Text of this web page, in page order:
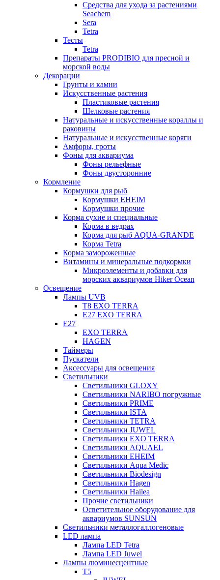
Средства для ухода за растениями
Seachem
Sera
Tetra
Тесты
Tetra
Препараты PRODIBIO для пресной и
морской воды
Декорации
Грунты и камни
Искусственные растения
Пластиковые растения
Шелковые растения
Натуральные и искусственные кораллы и
раковины
Натуральные и искусственные коряги
Амфоры, гроты
Фоны для аквариума
Фоны рельефные
Фоны двусторонние
Кормление
Кормушки для рыб
Кормушки EHEIM
Кормушки прочие
Корма сухие и специальные
Корма в ведрах
Корма для рыб AQUA-GRANDE
Корма Tetra
Корма замороженные
Витамины и минеральные подкормки
Микроэлементы и добавки для
морских аквариумов Hiker Ocean
Освещение
Лампы UVB
Т8 EXO TERRA
Е27 EXO TERRA
Е27
EXO TERRA
HAGEN
Таймеры
Пускатели
Аксессуары для освещения
Светильники
Светильники GLOXY
Светильники NARIBO погружные
Светильники PRIME
Светильники ISTA
Светильники TETRA
Светильники JUWEL
Светильники EXO TERRA
Светильники AQUAEL
Светильники EHEIM
Светильники Aqua Medic
Светильники Biodesign
Светильники Hagen
Светильники Hailea
Прочие светильники
Осветительное оборудование для
аквариумов SUNSUN
Светильники металлогаллогеновые
LED лампа
Лампа LED Tetra
Лампа LED Juwel
Лампы люминесцентные
T5